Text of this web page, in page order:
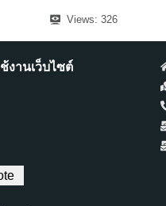
Views: 326
งานเว็บไซต์